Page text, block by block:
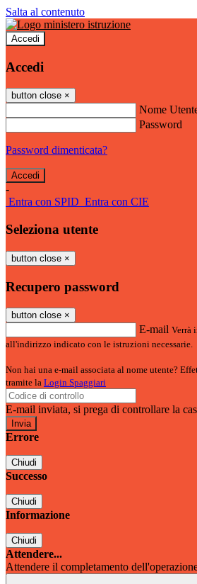
Salta al contenuto
Accedi
Accedi
button close ×
Nome
Password
Password dimenticata?
-
Entra con SPID Entra con CIE
Seleziona utente
button close ×
Recupero password
button close ×
E-mail Verrà
all'indirizzo indicato con le istruzioni necessarie.
Non hai una e-mail associata al nome utente?
tramite la Login Spaggiari
E-mail inviata, si prega di controllare la
Errore
Chiudi
Successo
Chiudi
Informazione
Chiudi
Attendere...
Attendere il completamento